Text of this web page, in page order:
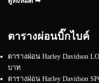
ตารางผ่อนบิ๊กไบค์
ตารางผ่อน Harley Davidson
บาท
ตารางผ่อน Harley Davidson